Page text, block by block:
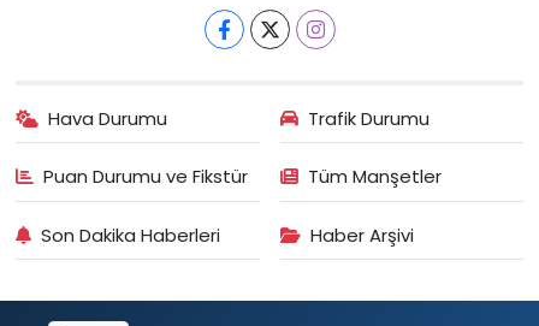
Hava Durumu Trafik Durumu
Puan Durumu ve Fikstür Tüm Manşetler
Son Dakika Haberleri Haber Arşivi